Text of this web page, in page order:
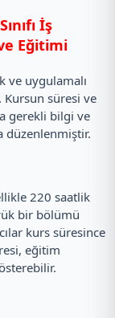
İş
Eğitimi
ve uygulamalı
süresi ve
gerekli bilgi ve
düzenlenmiştir.
220 saatlik
bir bölümü
kurs süresince
eğitim